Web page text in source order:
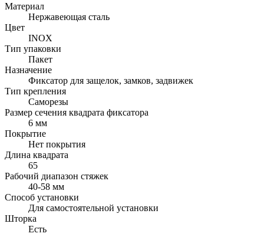
Материал
Нержавеющая сталь
Цвет
INOX
Тип упаковки
Пакет
Назначение
Фиксатор для защелок, замков, задвижек
Тип крепления
Саморезы
Размер сечения квадрата фиксатора
6 мм
Покрытие
Нет покрытия
Длина квадрата
65
Рабочий диапазон стяжек
40-58 мм
Способ установки
Для самостоятельной установки
Шторка
Есть